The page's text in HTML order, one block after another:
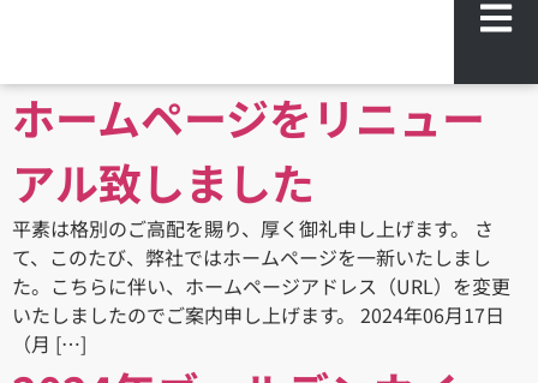
ホームページをリニュー
アル致しました
平素は格別のご高配を賜り、厚く御礼申し上げます。 さ
て、このたび、弊社ではホームページを一新いたしまし
た。こちらに伴い、ホームページアドレス（URL）を変更
いたしましたのでご案内申し上げます。 2024年06月17日
（月 […]